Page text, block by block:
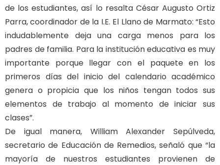
de los estudiantes, así lo resalta César Augusto Ortiz
Parra, coordinador de la I.E. El Llano de Marmato: “Esto
indudablemente deja una carga menos para los
padres de familia. Para la institución educativa es muy
importante porque llegar con el paquete en los
primeros días del inicio del calendario académico
genera o propicia que los niños tengan todos sus
elementos de trabajo al momento de iniciar sus
clases”.
De igual manera, William Alexander Sepúlveda,
secretario de Educación de Remedios, señaló que “la
mayoría de nuestros estudiantes provienen de